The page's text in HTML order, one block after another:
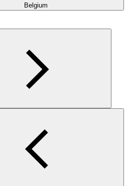
Belgium